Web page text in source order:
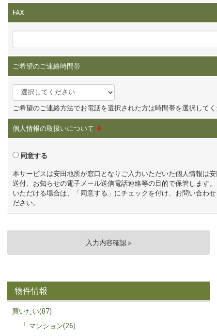
FAX
ご希望のご連絡時間帯
ご希望のご連絡方法でお電話を選択された方は時間帯を選択して
個人情報の取扱いについて ※
同意する
本サービスは安田地所が窓口となりご入力いただいた個人情報は
送付、お知らせの電子メール送信電話連絡等の目的で保管します
いただける場合は、「同意する」にチェックを付け、お問い合わ
ださい。
物件情報
買いたい(87)
マンション(26)